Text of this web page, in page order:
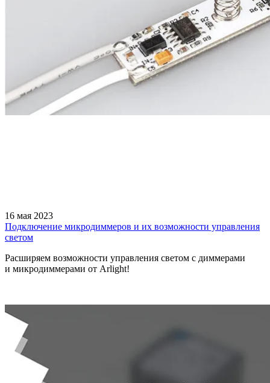
16 мая 2023
Подключение микродиммеров и их возможности управления
светом
Расширяем возможности управления светом с диммерами
и микродиммерами от Arlight!